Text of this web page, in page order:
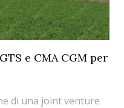
e CMA CGM per
di una joint venture